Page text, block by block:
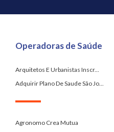
Operadoras de Saúde
Arquitetos E Urbanistas Inscr...
Adquirir Plano De Saude São Jo...
Agronomo Crea Mutua